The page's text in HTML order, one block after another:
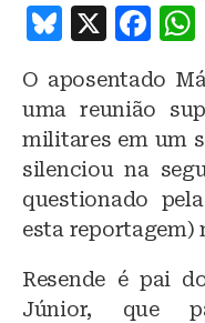
B
e
s
k
y
X
F
c
e
b
o
o
k
h
O aposentado
uma reunião
militares em um
silenciou na
questionado
esta reportagem)
Resende é pai
Júnior, que